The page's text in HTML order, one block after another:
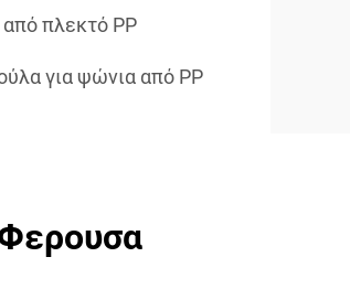
από πλεκτό PP
για ψώνια από PP